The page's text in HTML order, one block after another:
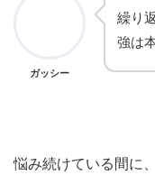
ガッシー
繰り
強は
悩み続けている間に